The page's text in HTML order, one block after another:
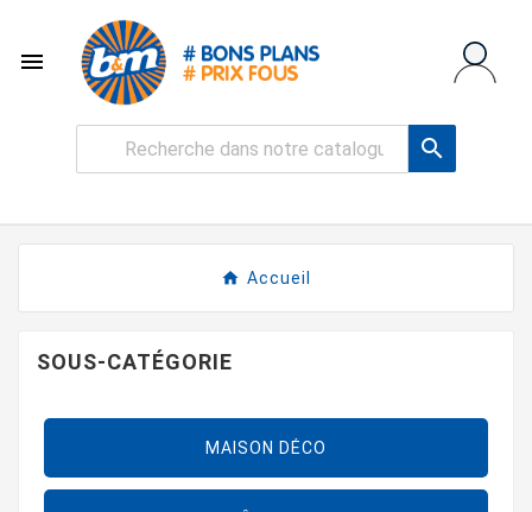


Accueil
SOUS-CATÉGORIE
MAISON DÉCO